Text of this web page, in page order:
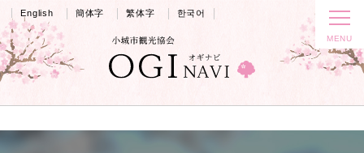
English 簡体字 繁体字 한국어